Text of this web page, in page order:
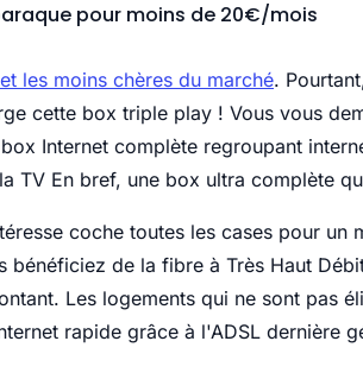
pour moins de 20€/mois
les moins chères du marché.
cette box triple play ! Vous vous
Internet complète regroupant
TV En bref, une box ultra complète
coche toutes les cases pour un
bénéficiez de la fibre à Très Haut
Les logements qui ne sont pas
rapide grâce à l'ADSL dernière